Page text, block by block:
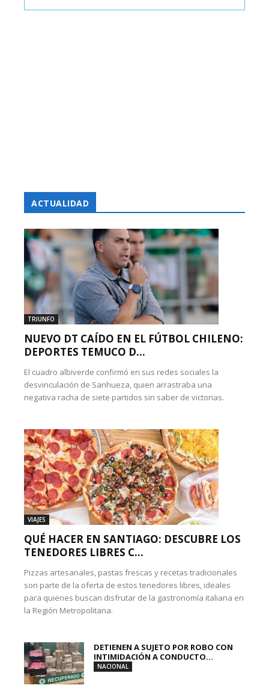
ACTUALIDAD
TRIUNFO
NUEVO DT CAÍDO EN EL FÚTBOL CHILENO:
DEPORTES TEMUCO D...
El cuadro albiverde confirmó en sus redes sociales la
desvinculación de Sanhueza, quien arrastraba una
negativa racha de siete partidos sin saber de victorias.
VIAJES
QUÉ HACER EN SANTIAGO: DESCUBRE LOS
TENEDORES LIBRES C...
Pizzas artesanales, pastas frescas y recetas tradicionales
son parte de la oferta de estos tenedores libres, ideales
para quienes buscan disfrutar de la gastronomía italiana en
la Región Metropolitana.
DETIENEN A SUJETO POR ROBO CON
INTIMIDACIÓN A CONDUCTO...
NACIONAL